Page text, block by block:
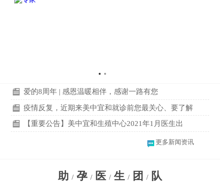
爱的8周年 | 感恩温暖相伴，感谢一路有您
疫情反复，近期来美中宜和就诊前您最关心、要了解
【重要公告】美中宜和生殖中心2021年1月医生出
更多新闻资讯
助 / 孕 / 医 / 生 / 团 / 队